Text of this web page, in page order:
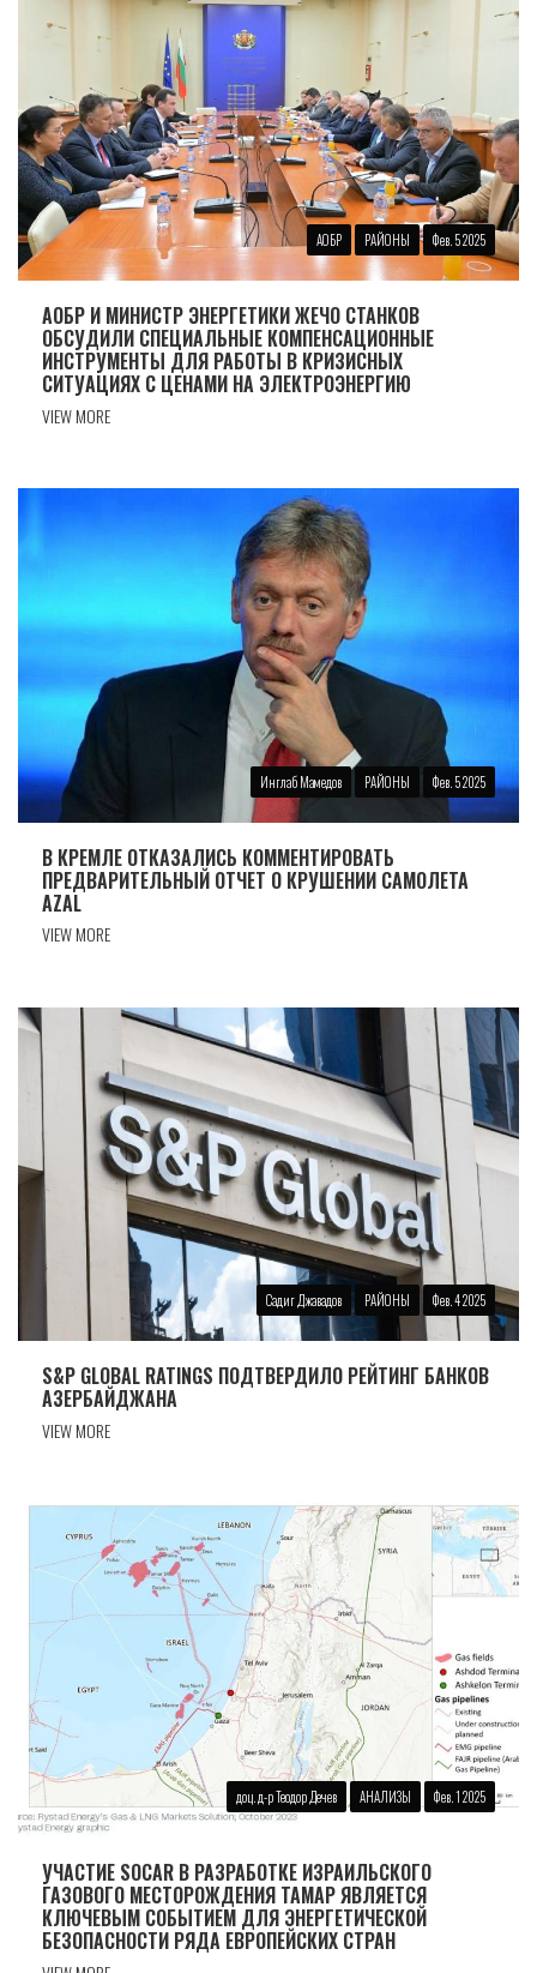
АОБР РАЙОНЫ Фев. 5 2025
АОБР И МИНИСТР ЭНЕРГЕТИКИ ЖЕЧО СТАНКОВ
ОБСУДИЛИ СПЕЦИАЛЬНЫЕ КОМПЕНСАЦИОННЫЕ
ИНСТРУМЕНТЫ ДЛЯ РАБОТЫ В КРИЗИСНЫХ
СИТУАЦИЯХ С ЦЕНАМИ НА ЭЛЕКТРОЭНЕРГИЮ
VIEW MORE
Инглаб Мамедов РАЙОНЫ Фев. 5 2025
В КРЕМЛЕ ОТКАЗАЛИСЬ КОММЕНТИРОВАТЬ
ПРЕДВАРИТЕЛЬНЫЙ ОТЧЕТ О КРУШЕНИИ САМОЛЕТА
AZAL
VIEW MORE
Садиг Джавадов РАЙОНЫ Фев. 4 2025
S&P GLOBAL RATINGS ПОДТВЕРДИЛО РЕЙТИНГ БАНКОВ
АЗЕРБАЙДЖАНА
VIEW MORE
доц. д-р Теодор Дечев АНАЛИЗЫ Фев. 1 2025
УЧАСТИЕ SOCAR В РАЗРАБОТКЕ ИЗРАИЛЬСКОГО
ГАЗОВОГО МЕСТОРОЖДЕНИЯ ТАМАР ЯВЛЯЕТСЯ
КЛЮЧЕВЫМ СОБЫТИЕМ ДЛЯ ЭНЕРГЕТИЧЕСКОЙ
БЕЗОПАСНОСТИ РЯДА ЕВРОПЕЙСКИХ СТРАН